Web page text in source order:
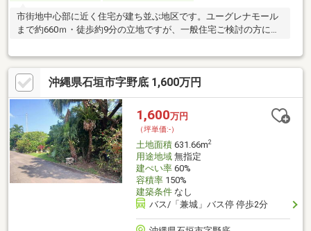
市街地中心部に近く住宅が建ち並ぶ地区です。ユーグレナモール
まで約660ｍ・徒歩約9分の立地ですが、一般住宅ご検討の方にも
沖縄県石垣市字野底 1,600万円
1,600万円
（坪単価:-）
土地面積631.66m2
用途地域無指定
建ぺい率60%
容積率150%
建築条件なし
バス/「兼城」バス停 停歩2分